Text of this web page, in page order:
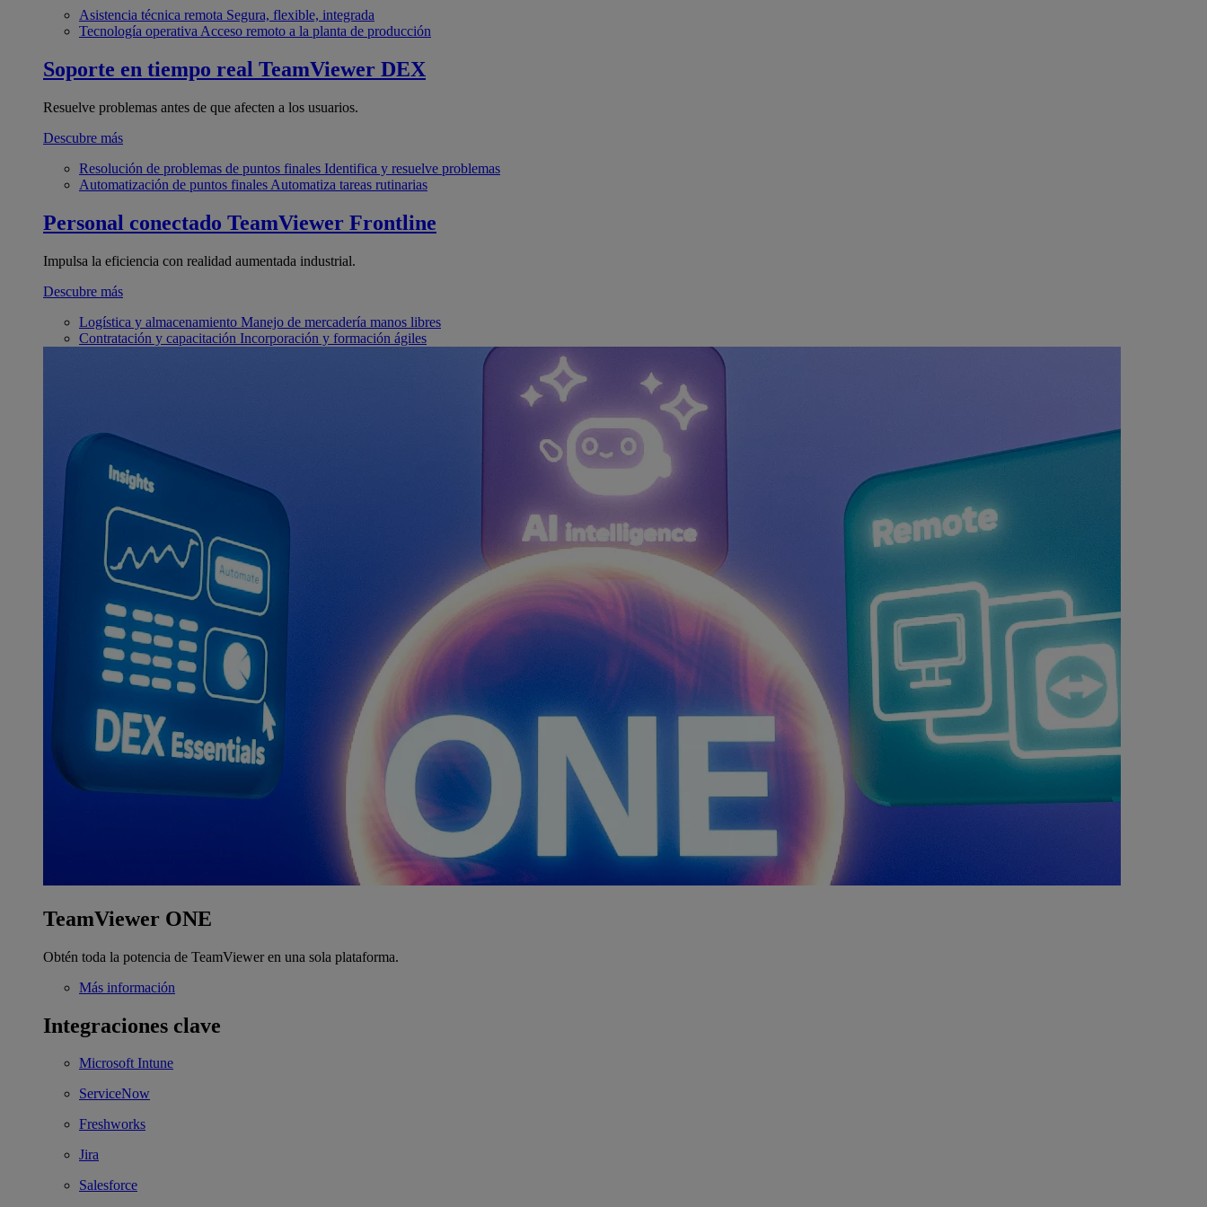
Asistencia técnica remota Segura, flexible, integrada
Tecnología operativa Acceso remoto a la planta de producción
Soporte en tiempo real TeamViewer DEX
Resuelve problemas antes de que afecten a los usuarios.
Descubre más
Resolución de problemas de puntos finales Identifica y resuelve problemas
Automatización de puntos finales Automatiza tareas rutinarias
Personal conectado TeamViewer Frontline
Impulsa la eficiencia con realidad aumentada industrial.
Descubre más
Logística y almacenamiento Manejo de mercadería manos libres
Contratación y capacitación Incorporación y formación ágiles
TeamViewer ONE
Obtén toda la potencia de TeamViewer en una sola plataforma.
Más información
Integraciones clave
Microsoft Intune
ServiceNow
Freshworks
Jira
Salesforce